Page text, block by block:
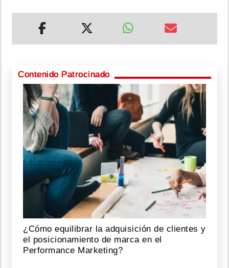
Contenido Patrocinado
¿Cómo equilibrar la adquisición de clientes y
el posicionamiento de marca en el
Performance Marketing?